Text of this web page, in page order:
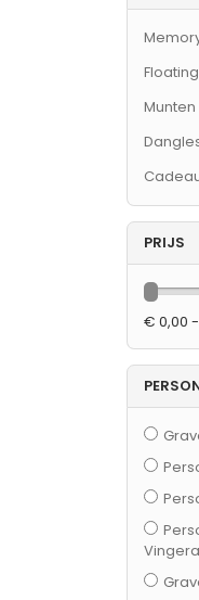
Munten
PRIJS
€ 0,00